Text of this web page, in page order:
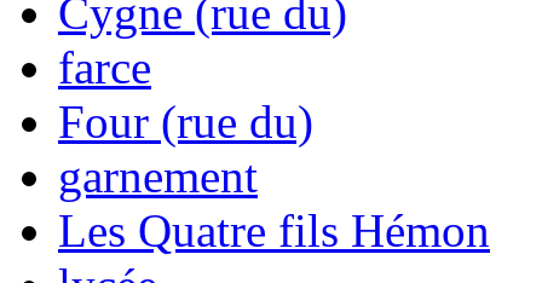
Cygne (rue du)
farce
Four (rue du)
garnement
Les Quatre fils Hémon